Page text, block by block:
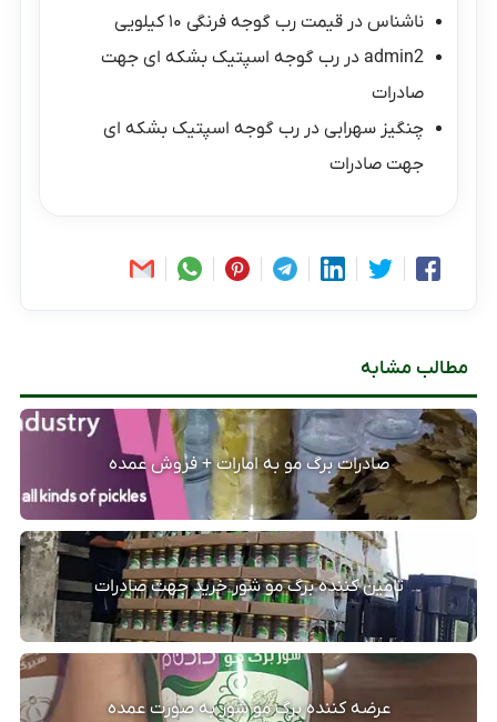
ناشناس درقیمت رب گوجه فرنگی ۱۰ کیلویی
admin2 دررب گوجه اسپتیک بشکه ای جهت
صادرات
چنگیز سهرابی دررب گوجه اسپتیک بشکه ای
جهت صادرات
مطالب مشابه
صادرات برگ مو به امارات + فروش عمده
تامین کننده برگ مو شور خرید جهت صادرات
عرضه کننده برگ مو شور به صورت عمده